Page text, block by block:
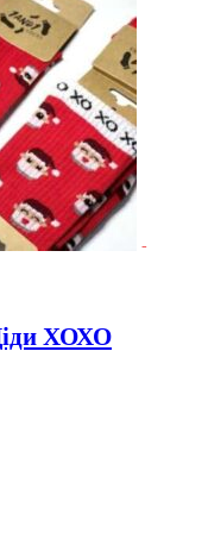
-
ХОХО